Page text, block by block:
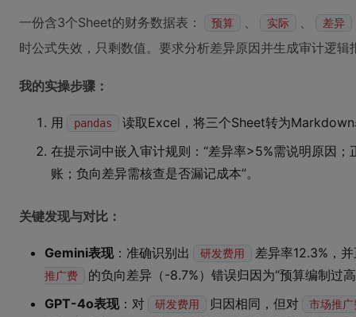
一份含3个Sheet的财务数据表： 预算 、 实际 、 差异
时公式失效，只剩数值。要求分析差异原因并生成审计逻辑
我的实操步骤：
用 pandas
读取Excel，将三个Sheet转为
在提示词中嵌入审计规则：“差异率>5%需说明原因
账；负向差异需核查是否漏记成本”。
关键发现与对比：
Gemini表现：准确识别出 研发费用 差异率12.3%，
推广费
的负向差异（-8.7%）错误归因为“预算编制过
GPT-4o表现：对 研发费用 归因相同，但对 市场推广